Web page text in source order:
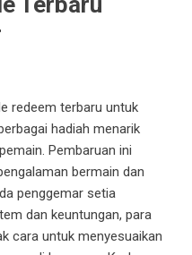
redeem terbaru untuk
hadiah menarik
Pembaruan ini
bermain dan
penggemar setia
dan keuntungan, para
cara untuk menyesuaikan